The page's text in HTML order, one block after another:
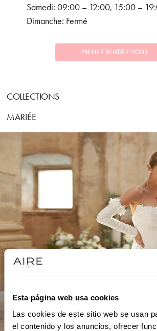
Esta página web usa cookies
Las cookies de este sitio web se usan
el contenido y los anuncios, ofrecer
Samedi: 09:00 – 12:00, 15:00 –
Dimanche: Fermé
PRENEZ RENDEZ-VOUS
COLLECTIONS
MARIÉE